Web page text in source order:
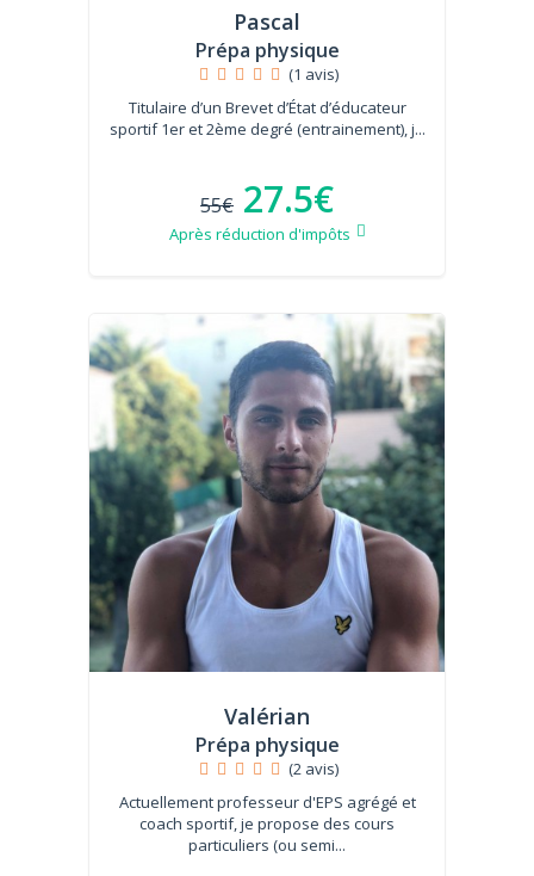
Pascal
Prépa physique
(1 avis)
Titulaire d’un Brevet d’État d’éducateur
sportif 1er et 2ème degré (entrainement), j...
55€ 27.5€
Après réduction d'impôts
Valérian
Prépa physique
(2 avis)
Actuellement professeur d'EPS agrégé et
coach sportif, je propose des cours
particuliers (ou semi...